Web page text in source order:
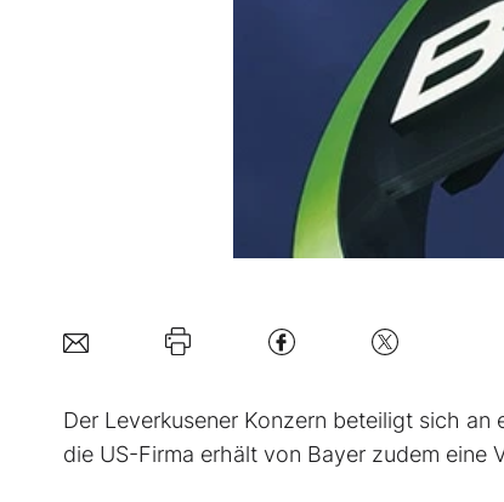
Der Leverkusener Konzern beteiligt sich
die US-Firma erhält von Bayer zudem eine